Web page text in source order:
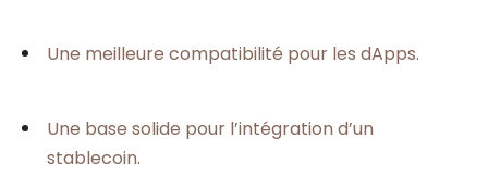
Une meilleure compatibilité pour les dApps.
Une base solide pour l’intégration d’un
stablecoin.